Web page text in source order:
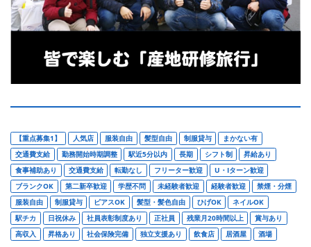
【重点募集1】 人気店 服装自由 髪型自由 制服貸与
まかない有
交通費支給
勤務開始時期調整 駅近5分以内 長期 シフト制
昇給あり
食事補助あり
交通費支給 転勤なし フリーター歓迎
U・Iターン歓迎
ブランクOK
第二新卒歓迎 学歴不問 未経験者歓迎 経験者歓迎
禁煙・分煙
服装自由
制服貸与 ピアスOK 髪型・髪色自由 ひげOK
ネイルOK
駅チカ
日祝休み 社員表彰制度あり 正社員 残業月20時間以上
賞与あり
高収入
昇格あり 社会保険完備 独立支援あり 飲食店 居酒屋 酒場